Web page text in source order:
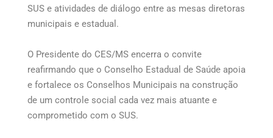
SUS e atividades de diálogo entre as mesas diretoras
municipais e estadual.
O Presidente do CES/MS encerra o convite
reafirmando que o Conselho Estadual de Saúde apoia
e fortalece os Conselhos Municipais na construção
de um controle social cada vez mais atuante e
comprometido com o SUS.